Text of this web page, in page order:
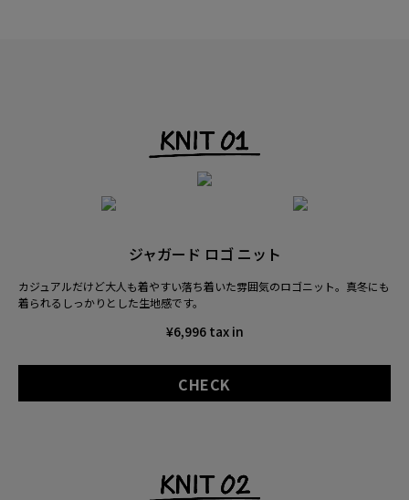
ジャガード ロゴ ニット
カジュアルだけど大人も着やすい落ち着いた雰囲気のロゴニット。 真冬にも
着られるしっかりとした生地感です。
¥6,996 tax in
CHECK